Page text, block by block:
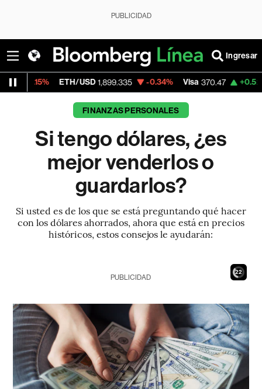
PUBLICIDAD
Ingresar
ETH/USD 1,899.335 -0.34% Visa 370.47 +0.52%
FINANZAS PERSONALES
Si tengo dólares, ¿es
mejor venderlos o
guardarlos?
Si usted es de los que se está preguntando qué hacer
con los dólares ahorrados, ahora que está en precios
históricos, estos consejos le ayudarán:
21
PUBLICIDAD